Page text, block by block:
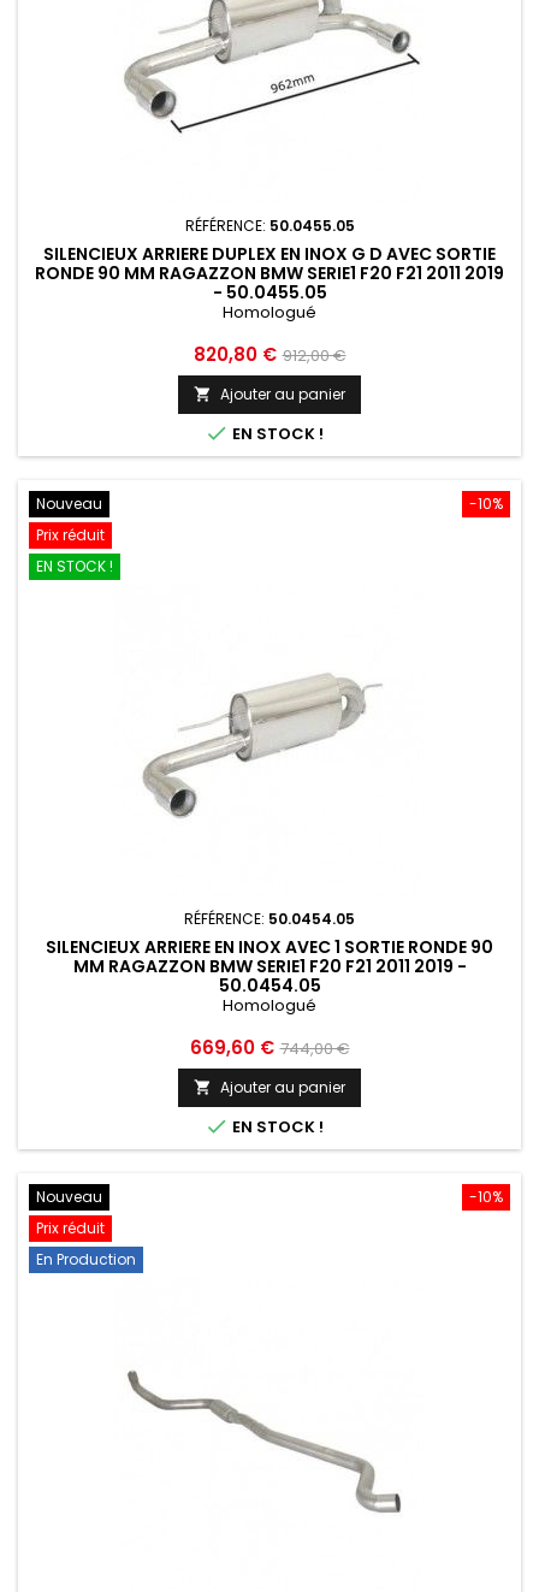
RÉFÉRENCE: 50.0455.05
SILENCIEUX ARRIERE DUPLEX EN INOX G D AVEC SORTIE
RONDE 90 MM RAGAZZON BMW SERIE1 F20 F21 2011 2019
- 50.0455.05
Homologué
Prix
820,80 € Prix
de
base
912,00 €
 Ajouter au panier
 EN STOCK !
-10%
Nouveau
Prix réduit
EN STOCK !
RÉFÉRENCE: 50.0454.05
SILENCIEUX ARRIERE EN INOX AVEC 1 SORTIE RONDE 90
MM RAGAZZON BMW SERIE1 F20 F21 2011 2019 -
50.0454.05
Homologué
Prix
669,60 € Prix
de
base
744,00 €
 Ajouter au panier
 EN STOCK !
-10%
Nouveau
Prix réduit
En Production